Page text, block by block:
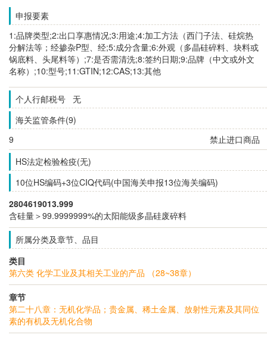
申报要素
1:品牌类型;2:出口享惠情况;3:用途;4:加工方法（西门子法、硅烷热
分解法等；经掺杂P型、经;5:成分含量;6:外观（多晶硅碎料、块料或
锅底料、头尾料等）;7:是否需清洗;8:签约日期;9:品牌（中文或外文
名称）;10:型号;11:GTIN;12:CAS;13:其他
个人行邮税号 无
海关监管条件(9)
9
禁止进口商品
HS法定检验检疫(无)
10位HS编码+3位CIQ代码(中国海关申报13位海关编码)
2804619013.999
含硅量＞99.9999999%的太阳能级多晶硅废碎料
所属分类及章节、品目
类目
第六类 化学工业及其相关工业的产品 （28~38章）
章节
第二十八章：无机化学品；贵金属、稀土金属、放射性元素及其同位
素的有机及无机化合物